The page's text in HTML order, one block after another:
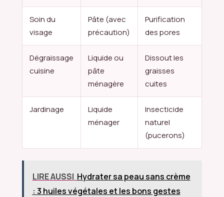
Soin du
visage
Pâte (avec
précaution)
Purification
des pores
Dégraissage
cuisine
Liquide ou
pâte
ménagère
Dissout les
graisses
cuites
Jardinage
Liquide
ménager
Insecticide
naturel
(pucerons)
LIRE AUSSI Hydrater sa peau sans crème
: 3 huiles végétales et les bons gestes